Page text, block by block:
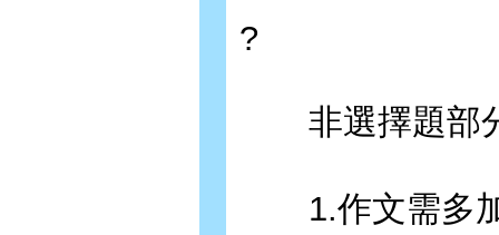
?
非選擇題部分
1.作文需多加